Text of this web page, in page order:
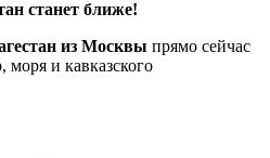
станет ближе!
из Москвы прямо сейчас
моря и кавказского